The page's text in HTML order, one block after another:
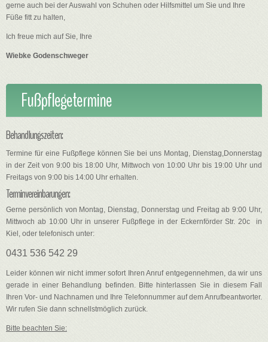
gerne auch bei der Auswahl von Schuhen oder Hilfsmittel um Sie und Ihre
Füße fitt zu halten,
Ich freue mich auf Sie, Ihre
Wiebke Godenschweger
Fußpflegetermine
Behandlungszeiten:
Termine für eine Fußpflege können Sie bei uns Montag, Dienstag,Donnerstag
in der Zeit von 9:00 bis 18:00 Uhr, Mittwoch von 10:00 Uhr bis 19:00 Uhr und
Freitags von 9:00 bis 14:00 Uhr erhalten.
Terminvereinbarungen:
Gerne persönlich von Montag, Dienstag, Donnerstag und Freitag ab 9:00 Uhr,
Mittwoch ab 10:00 Uhr in unserer Fußpflege in der Eckernförder Str. 20c in
Kiel, oder telefonisch unter:
0431 536 542 29
Leider können wir nicht immer sofort Ihren Anruf entgegennehmen, da wir uns
gerade in einer Behandlung befinden. Bitte hinterlassen Sie in diesem Fall
Ihren Vor- und Nachnamen und Ihre Telefonnummer auf dem Anrufbeantworter.
Wir rufen Sie dann schnellstmöglich zurück.
Bitte beachten Sie: